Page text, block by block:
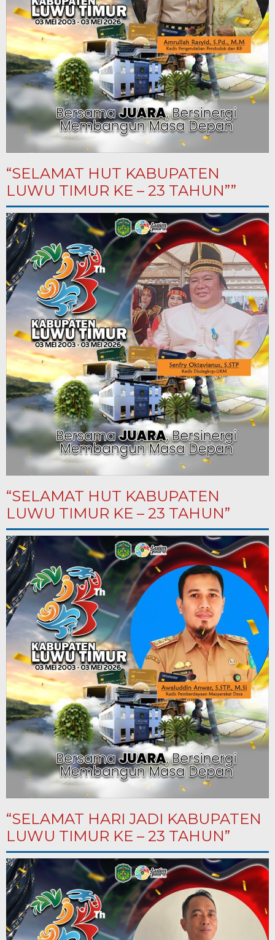
“SELAMAT HUT KABUPATEN
LUWU TIMUR KE – 23 TAHUN””
“SELAMAT HUT KABUPATEN
LUWU TIMUR KE – 23 TAHUN”
“SELAMAT HARI JADI KABUPATEN
LUWU TIMUR KE – 23 TAHUN”